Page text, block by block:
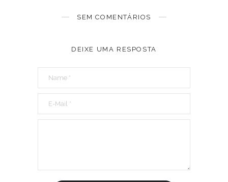
SEM COMENTÁRIOS
DEIXE UMA RESPOSTA